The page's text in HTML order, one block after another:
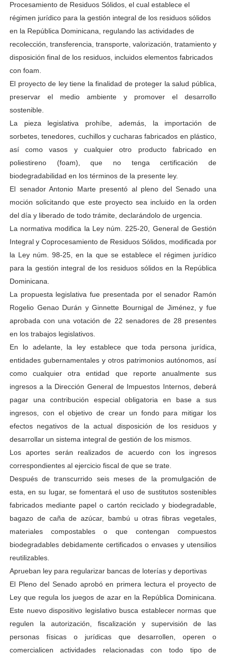
Procesamiento de Residuos Sólidos, el cual establece el
régimen jurídico para la gestión integral de los residuos sólidos
en la República Dominicana, regulando las actividades de
recolección, transferencia, transporte, valorización, tratamiento y
disposición final de los residuos, incluidos elementos fabricados
con foam.
El proyecto de ley tiene la finalidad de proteger la salud pública,
preservar el medio ambiente y promover el desarrollo
sostenible.
La pieza legislativa prohíbe, además, la importación de
sorbetes, tenedores, cuchillos y cucharas fabricados en plástico,
así como vasos y cualquier otro producto fabricado en
poliestireno (foam), que no tenga certificación de
biodegradabilidad en los términos de la presente ley.
El senador Antonio Marte presentó al pleno del Senado una
moción solicitando que este proyecto sea incluido en la orden
del día y liberado de todo trámite, declarándolo de urgencia.
La normativa modifica la Ley núm. 225-20, General de Gestión
Integral y Coprocesamiento de Residuos Sólidos, modificada por
la Ley núm. 98-25, en la que se establece el régimen jurídico
para la gestión integral de los residuos sólidos en la República
Dominicana.
La propuesta legislativa fue presentada por el senador Ramón
Rogelio Genao Durán y Ginnette Bournigal de Jiménez, y fue
aprobada con una votación de 22 senadores de 28 presentes
en los trabajos legislativos.
En lo adelante, la ley establece que toda persona jurídica,
entidades gubernamentales y otros patrimonios autónomos, así
como cualquier otra entidad que reporte anualmente sus
ingresos a la Dirección General de Impuestos Internos, deberá
pagar una contribución especial obligatoria en base a sus
ingresos, con el objetivo de crear un fondo para mitigar los
efectos negativos de la actual disposición de los residuos y
desarrollar un sistema integral de gestión de los mismos.
Los aportes serán realizados de acuerdo con los ingresos
correspondientes al ejercicio fiscal de que se trate.
Después de transcurrido seis meses de la promulgación de
esta, en su lugar, se fomentará el uso de sustitutos sostenibles
fabricados mediante papel o cartón reciclado y biodegradable,
bagazo de caña de azúcar, bambú u otras fibras vegetales,
materiales compostables o que contengan compuestos
biodegradables debidamente certificados o envases y utensilios
reutilizables.
Aprueban ley para regularizar bancas de loterías y deportivas
El Pleno del Senado aprobó en primera lectura el proyecto de
Ley que regula los juegos de azar en la República Dominicana.
Este nuevo dispositivo legislativo busca establecer normas que
regulen la autorización, fiscalización y supervisión de las
personas físicas o jurídicas que desarrollen, operen o
comercialicen actividades relacionadas con todo tipo de